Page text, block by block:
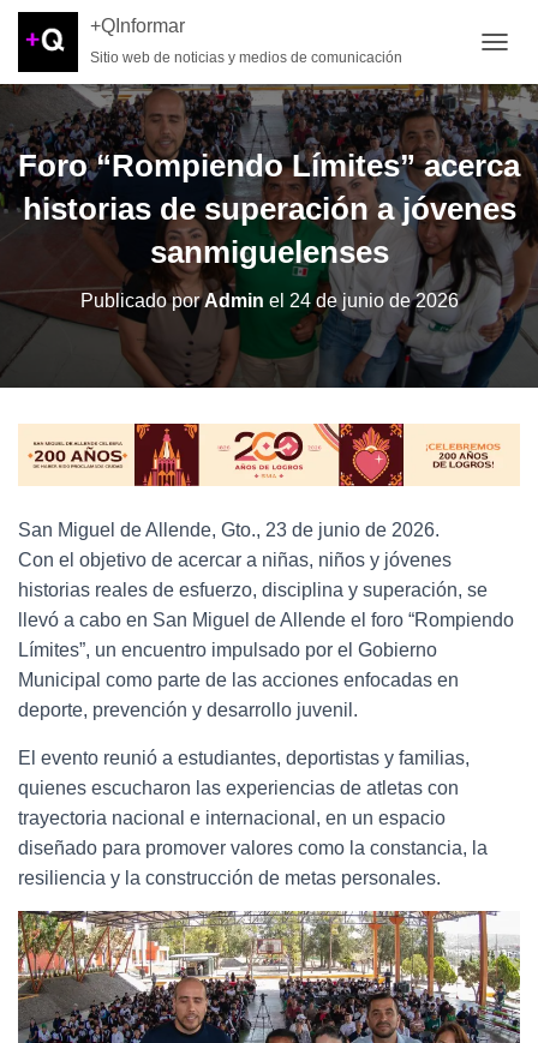
+QInformar
Sitio web de noticias y medios de comunicación
Foro “Rompiendo Límites” acerca
historias de superación a jóvenes
sanmiguelenses
Publicado porAdmin el 24 de junio de 2026
San Miguel de Allende, Gto., 23 de junio de 2026.
Con el objetivo de acercar a niñas, niños y jóvenes
historias reales de esfuerzo, disciplina y superación, se
llevó a cabo en San Miguel de Allende el foro “Rompiendo
Límites”, un encuentro impulsado por el Gobierno
Municipal como parte de las acciones enfocadas en
deporte, prevención y desarrollo juvenil.
El evento reunió a estudiantes, deportistas y familias,
quienes escucharon las experiencias de atletas con
trayectoria nacional e internacional, en un espacio
diseñado para promover valores como la constancia, la
resiliencia y la construcción de metas personales.